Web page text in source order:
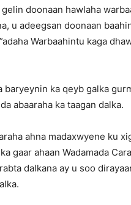
doonaan hawlaha
u adeegsan doonaan
Warbaahintu kaga
ka qeyb galka
abaaraha ka taagan dalka.
ahna madaxwyene ku
gaar ahaan Wadamada
dalkana ay u soo